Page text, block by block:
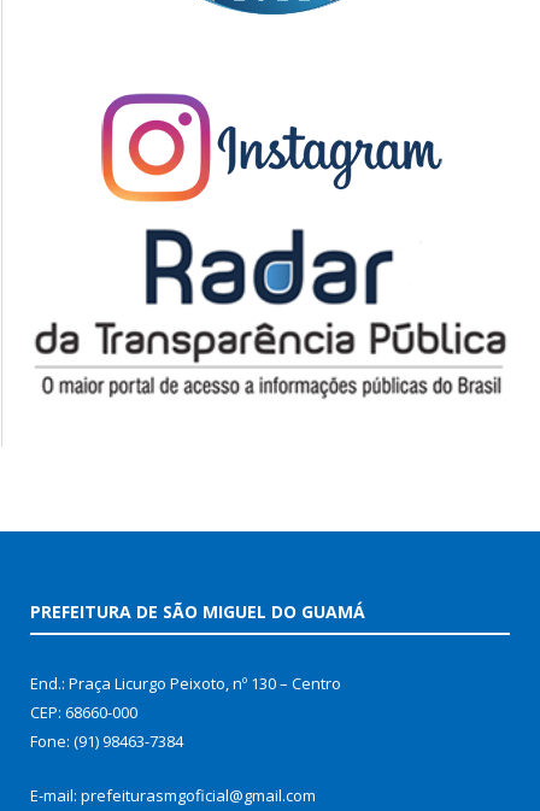
PREFEITURA DE SÃO MIGUEL DO GUAMÁ
End.: Praça Licurgo Peixoto, nº 130 – Centro
CEP: 68660-000
Fone: (91) 98463-7384
E-mail: prefeiturasmgoficial@gmail.com